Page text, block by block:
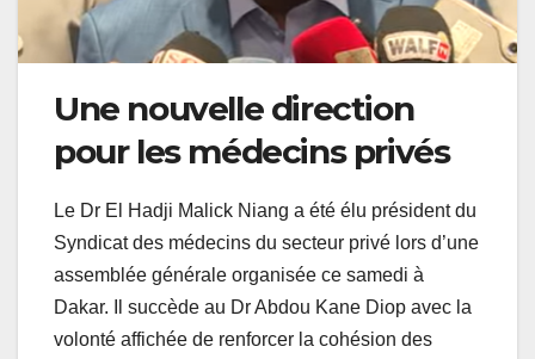
Une nouvelle direction
pour les médecins privés
Le Dr El Hadji Malick Niang a été élu président du
Syndicat des médecins du secteur privé lors d’une
assemblée générale organisée ce samedi à
Dakar. Il succède au Dr Abdou Kane Diop avec la
volonté affichée de renforcer la cohésion des